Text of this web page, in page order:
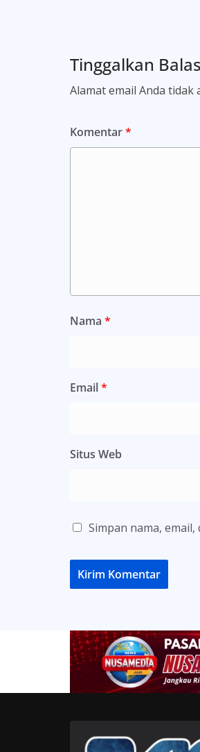
Tinggalkan
Alamat email Anda tidak
Komentar*
Nama *
Email*
Situs Web
Simpan nama,